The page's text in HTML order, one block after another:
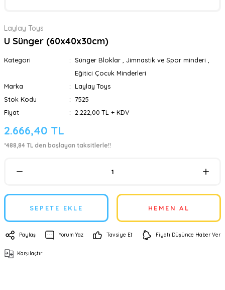
Laylay Toys
U Sünger (60x40x30cm)
Kategori Sünger Bloklar Jimnastik ve Spor minderi
Eğitici Çocuk Minderleri
Marka
Laylay Toys
Stok Kodu
7525
Fiyat
2.222,00 TL + KDV
2.666,40 TL
*488,84 TL den başlayan taksitlerle!!
SEPETE EKLE HEMEN AL
Paylaş Yorum Yaz Tavsiye Et Fiyatı Düşünce Haber Ver
Karşılaştır